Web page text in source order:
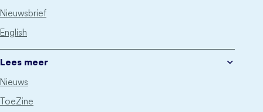
Nieuwsbrief
English
Lees meer
Nieuws
ToeZine